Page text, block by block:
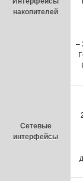
накопителей
–
Сетевые
интерфейсы